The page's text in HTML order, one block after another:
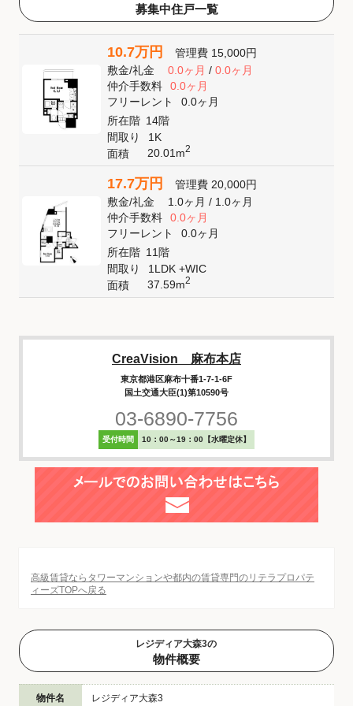
募集中住戸一覧
10.7万円 管理費 15,000円
敷金/礼金 0.0ヶ月/ 0.0ヶ月
仲介手数料
0.0ヶ月
フリーレント
0.0ヶ月
所在階 14階
間取り
1K
面積
20.01m2
17.7万円 管理費 20,000円
敷金/礼金 1.0ヶ月/ 1.0ヶ月
仲介手数料
0.0ヶ月
フリーレント
0.0ヶ月
所在階 11階
間取り
1LDK +WIC
面積
37.59m2
CreaVision 麻布本店
東京都港区麻布十番1-7-1-6F
国土交通大臣(1)第10590号
03-6890-7756
受付時間 10：00～19：00【水曜定休】
高級賃貸ならタワーマンションや都内の賃貸専門のリテラプロパテ
ィーズTOPへ戻る
レジディア大森3の
物件概要
物件名 レジディア大森3